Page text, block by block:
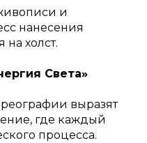
и
нанесения
на холст.
Света»
выразят
где каждый
процесса.